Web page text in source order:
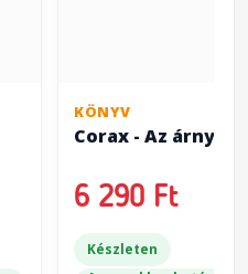
KÖNYV
Corax - Az árnyak
6 290 Ft
Készleten